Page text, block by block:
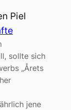
Piel
sollte sich
„Årets
jene